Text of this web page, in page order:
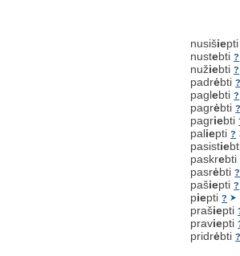
nusišie
nustebti?
nužiebti?
padrėbti?
paglebti?
pagrėbti?
pagriebti
paliepti?
pasistie
paskrebti
pasrėbti?
pašiepti?
piepti?
prašiepti
praviepti
pridrėbti?